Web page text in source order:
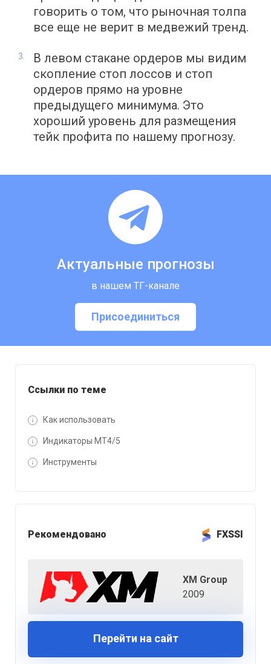
Ссылки по теме
Как использовать
Индикаторы MT4/5
Инструменты
Рекомендовано FXSSI
XM Group
2009
Перейти на сайт
говорить о том, что рыночная толпа
все еще не верит в медвежий тренд.
В левом стакане ордеров мы видим
скопление стоп лоссов и стоп
ордеров прямо на уровне
предыдущего минимума. Это
хороший уровень для размещения
тейк профита по нашему прогнозу.
Актуальные прогнозы
в нашем ТГ-канале
Присоединиться